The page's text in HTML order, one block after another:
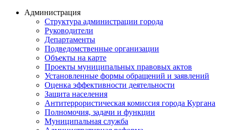
Администрация
Структура администрации города
Руководители
Департаменты
Подведомственные организации
Объекты на карте
Проекты муниципальных правовых актов
Установленные формы обращений и заявлений
Оценка эффективности деятельности
Защита населения
Антитеррористическая комиссия города Кургана
Полномочия, задачи и функции
Муниципальная служба